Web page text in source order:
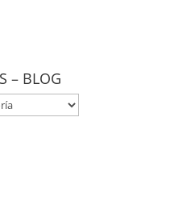
– BLOG